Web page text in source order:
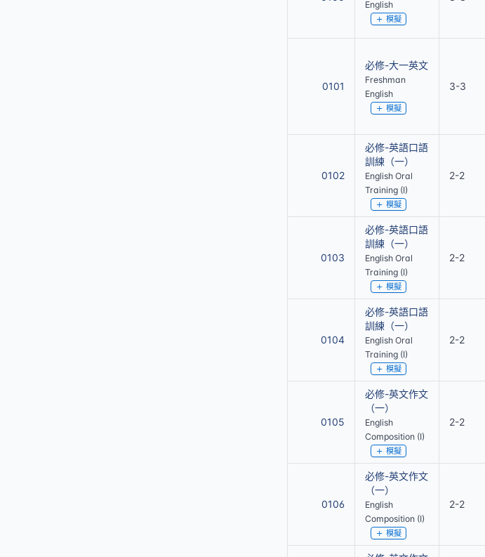
English
模擬
0101
必修-大一英文
Freshman
English
模擬
3-3
0102
必修-英語口語
訓練（一）
English Oral
Training (I)
模擬
2-2
0103
必修-英語口語
訓練（一）
English Oral
Training (I)
模擬
2-2
0104
必修-英語口語
訓練（一）
English Oral
Training (I)
模擬
2-2
0105
必修-英文作文
（一）
English
Composition (I)
模擬
2-2
0106
必修-英文作文
（一）
English
Composition (I)
模擬
2-2